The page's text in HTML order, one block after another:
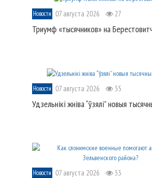
Новости 07 августа 2026 27
Триумф «тысячников» на
Новости 07 августа 2026 35
Удзельнікі жніва “ўзялі” новыя
Новости 07 августа 2026 33